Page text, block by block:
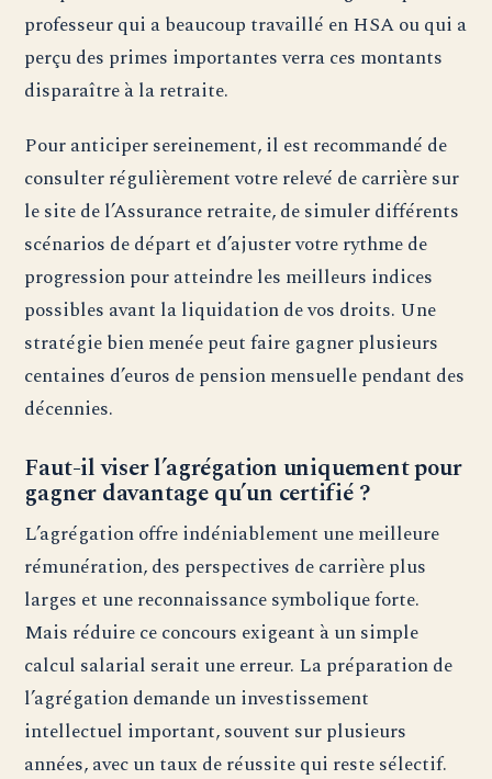
professeur qui a beaucoup travaillé en HSA ou qui a
perçu des primes importantes verra ces montants
disparaître à la retraite.
Pour anticiper sereinement, il est recommandé de
consulter régulièrement votre relevé de carrière sur
le site de l’Assurance retraite, de simuler différents
scénarios de départ et d’ajuster votre rythme de
progression pour atteindre les meilleurs indices
possibles avant la liquidation de vos droits. Une
stratégie bien menée peut faire gagner plusieurs
centaines d’euros de pension mensuelle pendant des
décennies.
Faut-il viser l’agrégation uniquement pour
gagner davantage qu’un certifié ?
L’agrégation offre indéniablement une meilleure
rémunération, des perspectives de carrière plus
larges et une reconnaissance symbolique forte.
Mais réduire ce concours exigeant à un simple
calcul salarial serait une erreur. La préparation de
l’agrégation demande un investissement
intellectuel important, souvent sur plusieurs
années, avec un taux de réussite qui reste sélectif.